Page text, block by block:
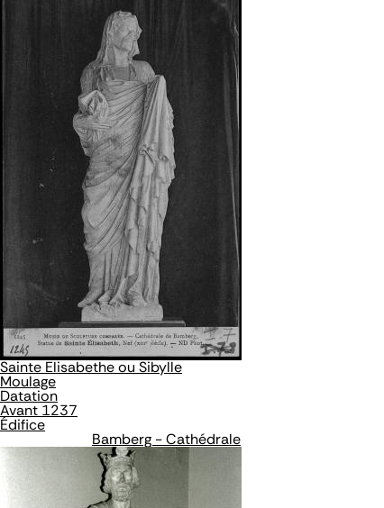
Sainte Elisabethe ou Sibylle
Moulage
Datation
Avant 1237
Édifice
Bamberg - Cathédrale